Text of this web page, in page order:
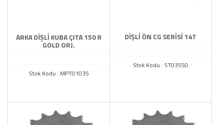
ARKA DİŞLİ KUBA ÇITA 150 R
GOLD ORJ.
Stok Kodu : MPT01035
DİŞLİ ÖN CG SERİSİ 14T
Stok Kodu : ST03550